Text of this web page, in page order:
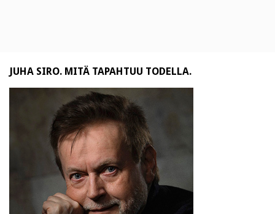
JUHA SIRO. MITÄ TAPAHTUU TODELLA.